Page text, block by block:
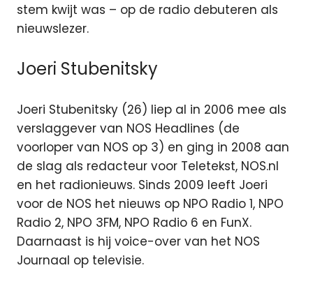
stem kwijt was – op de radio debuteren als
nieuwslezer.
Joeri Stubenitsky
Joeri Stubenitsky (26) liep al in 2006 mee als
verslaggever van NOS Headlines (de
voorloper van NOS op 3) en ging in 2008 aan
de slag als redacteur voor Teletekst, NOS.nl
en het radionieuws. Sinds 2009 leeft Joeri
voor de NOS het nieuws op NPO Radio 1, NPO
Radio 2, NPO 3FM, NPO Radio 6 en FunX.
Daarnaast is hij voice-over van het NOS
Journaal op televisie.